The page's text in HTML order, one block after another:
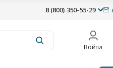
8 (800) 350-55-29
Войти